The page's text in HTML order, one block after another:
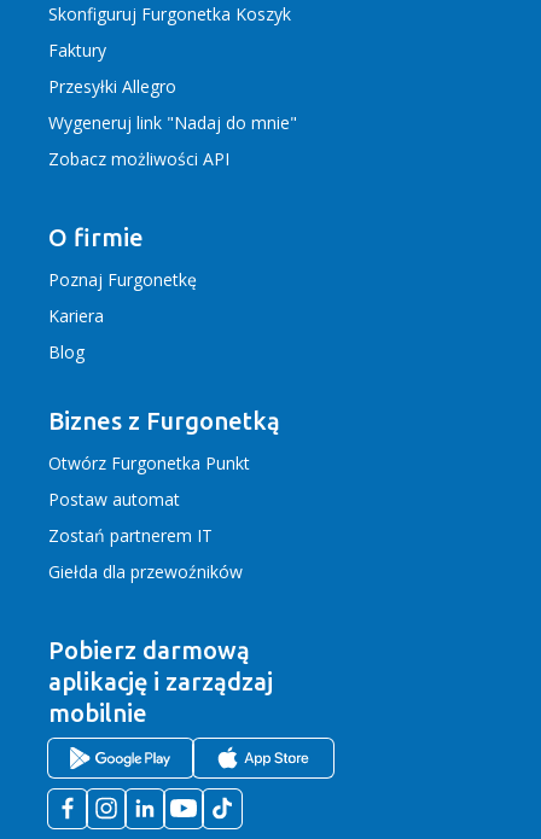
Skonfiguruj Furgonetka Koszyk
Faktury
Przesyłki Allegro
Wygeneruj link "Nadaj do mnie"
Zobacz możliwości API
O firmie
Poznaj Furgonetkę
Kariera
Blog
Biznes z Furgonetką
Otwórz Furgonetka Punkt
Postaw automat
Zostań partnerem IT
Giełda dla przewoźników
Pobierz darmową
aplikację i zarządzaj
mobilnie